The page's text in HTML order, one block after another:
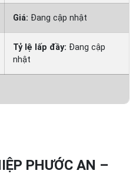
Giá: Đang cập nhật
Tỷ lệ lấp đầy: Đang cập
nhật
PHƯỚC AN –